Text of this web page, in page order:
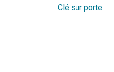
Clé sur porte